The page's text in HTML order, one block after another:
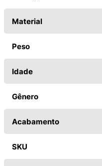
Material
Peso
Idade
Gênero
Acabamento
SKU